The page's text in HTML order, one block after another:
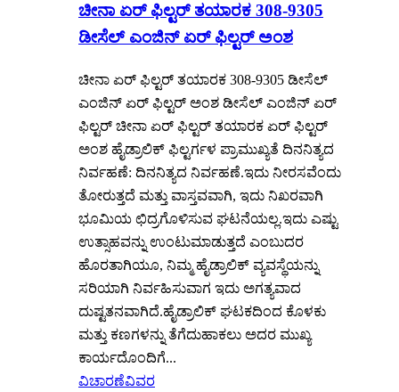
ಚೀನಾ ಏರ್ ಫಿಲ್ಟರ್ ತಯಾರಕ 308-9305
ಡೀಸೆಲ್ ಎಂಜಿನ್ ಏರ್ ಫಿಲ್ಟರ್ ಅಂಶ
ಚೀನಾ ಏರ್ ಫಿಲ್ಟರ್ ತಯಾರಕ 308-9305 ಡೀಸೆಲ್
ಎಂಜಿನ್ ಏರ್ ಫಿಲ್ಟರ್ ಅಂಶ ಡೀಸೆಲ್ ಎಂಜಿನ್ ಏರ್
ಫಿಲ್ಟರ್ ಚೀನಾ ಏರ್ ಫಿಲ್ಟರ್ ತಯಾರಕ ಏರ್ ಫಿಲ್ಟರ್
ಅಂಶ ಹೈಡ್ರಾಲಿಕ್ ಫಿಲ್ಟರ್ಗಳ ಪ್ರಾಮುಖ್ಯತೆ ದಿನನಿತ್ಯದ
ನಿರ್ವಹಣೆ: ದಿನನಿತ್ಯದ ನಿರ್ವಹಣೆ.ಇದು ನೀರಸವೆಂದು
ತೋರುತ್ತದೆ ಮತ್ತು ವಾಸ್ತವವಾಗಿ, ಇದು ನಿಖರವಾಗಿ
ಭೂಮಿಯ ಛಿದ್ರಗೊಳಿಸುವ ಘಟನೆಯಲ್ಲ.ಇದು ಎಷ್ಟು
ಉತ್ಸಾಹವನ್ನು ಉಂಟುಮಾಡುತ್ತದೆ ಎಂಬುದರ
ಹೊರತಾಗಿಯೂ, ನಿಮ್ಮ ಹೈಡ್ರಾಲಿಕ್ ವ್ಯವಸ್ಥೆಯನ್ನು
ಸರಿಯಾಗಿ ನಿರ್ವಹಿಸುವಾಗ ಇದು ಅಗತ್ಯವಾದ
ದುಷ್ಟತನವಾಗಿದೆ.ಹೈಡ್ರಾಲಿಕ್ ಘಟಕದಿಂದ ಕೊಳಕು
ಮತ್ತು ಕಣಗಳನ್ನು ತೆಗೆದುಹಾಕಲು ಅದರ ಮುಖ್ಯ
ಕಾರ್ಯದೊಂದಿಗೆ...
ವಿಚಾರಣೆವಿವರ